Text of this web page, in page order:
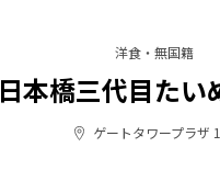
洋食・無国籍
日本橋三代目たい
ゲートタワープラザ